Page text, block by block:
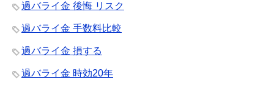
過バライ金 後悔 リスク
過バライ金 手数料比較
過バライ金 損する
過バライ金 時効20年